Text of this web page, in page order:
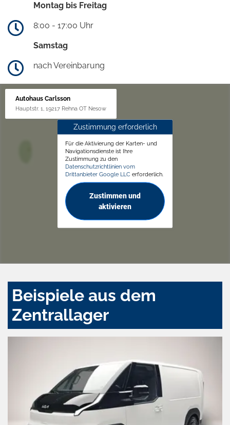
Montag bis Freitag
8:00 - 17:00 Uhr
Samstag
nach Vereinbarung
Autohaus Carlsson
Hauptstr. 1, 19217 Rehna OT Nesow
Zustimmung erforderlich
Für die Aktivierung der Karten- und
Navigationsdienste ist Ihre
Zustimmung zu den
Datenschutzrichtlinien vom
Drittanbieter Google LLC erforderlich.
Zustimmen und
aktivieren
Beispiele aus dem
Zentrallager